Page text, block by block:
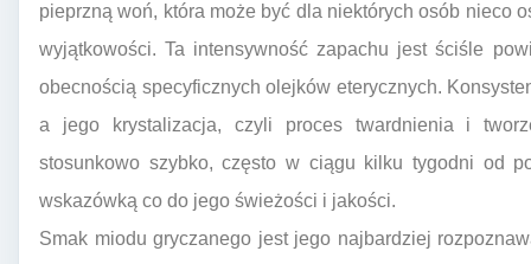
pieprzną woń, która może być dla niektórych osób nieco
wyjątkowości. Ta intensywność zapachu jest ściśle
obecnością specyficznych olejków eterycznych.
a jego krystalizacja, czyli proces twardnienia i
stosunkowo szybko, często w ciągu kilku tygodni od
wskazówką co do jego świeżości i jakości.
Smak miodu gryczanego jest jego najbardziej